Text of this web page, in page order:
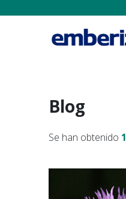
Blog
Se han obtenido 1